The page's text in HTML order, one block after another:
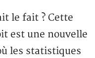
le fait ? Cette
est une nouvelle
les statistiques